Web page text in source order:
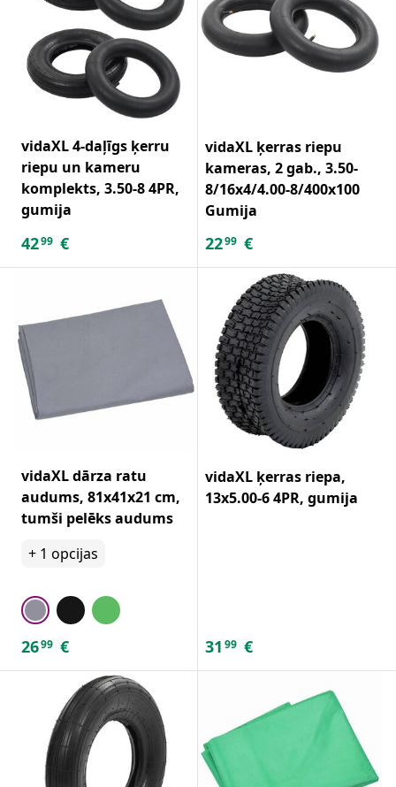
vidaXL 4-daļīgs ķerru
riepu un kameru
komplekts, 3.50-8 4PR,
gumija
4299 €
vidaXL ķerras riepu
kameras, 2 gab., 3.50-
8/16x4/4.00-8/400x100
Gumija
2299 €
vidaXL dārza ratu
audums, 81x41x21 cm,
tumši pelēks audums
+ 1 opcijas
2699 €
vidaXL ķerras riepa,
13x5.00-6 4PR, gumija
31 99 €